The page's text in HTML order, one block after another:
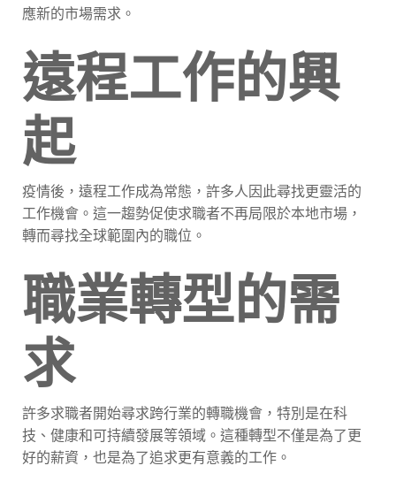
應新的市場需求。
遠程工作的興
起
疫情後，遠程工作成為常態，許多人因此尋找更靈活的
工作機會。這一趨勢促使求職者不再局限於本地市場，
轉而尋找全球範圍內的職位。
職業轉型的需
求
許多求職者開始尋求跨行業的轉職機會，特別是在科
技、健康和可持續發展等領域。這種轉型不僅是為了更
好的薪資，也是為了追求更有意義的工作。